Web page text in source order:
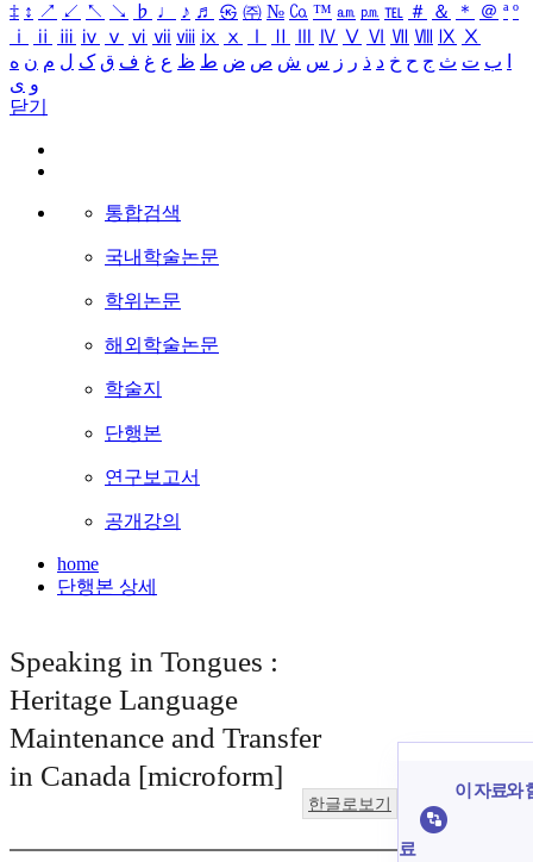
‡ ↕ ↗ ↙ ↖ ↘ ♭ ♩ ♪ ♬ ㉿ ㈜ № ㏇ ™ ㏂ ㏘ ℡ ＃ ＆ ＊ ＠ ª º
ⅰ
ⅱ ⅲ ⅳ ⅴ ⅵ ⅶ ⅷ ⅸ ⅹ Ⅳ Ⅴ Ⅵ Ⅶ Ⅷ Ⅸ Ⅹ
ب ت ث ج ح خ د ذ ر ز س ش ص ض ط ظ ع غ ف ق ک ل م ن ه
و ی
닫기
통합검색
국내학술논문
학위논문
해외학술논문
학술지
단행본
연구보고서
공개강의
home
단행본 상세
Speaking in Tongues :
Heritage Language
Maintenance and Transfer
in Canada [microform]
한글로보기
이 자료와
료